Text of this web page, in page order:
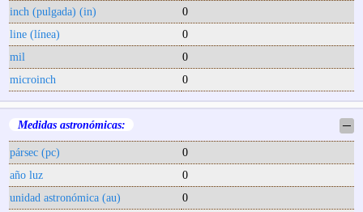
inch (pulgada) (in)
0
line (línea)
0
mil
0
microinch
0
Medidas astronómicas: ─
pársec (pc)
0
año luz
0
unidad astronómica (au)
0